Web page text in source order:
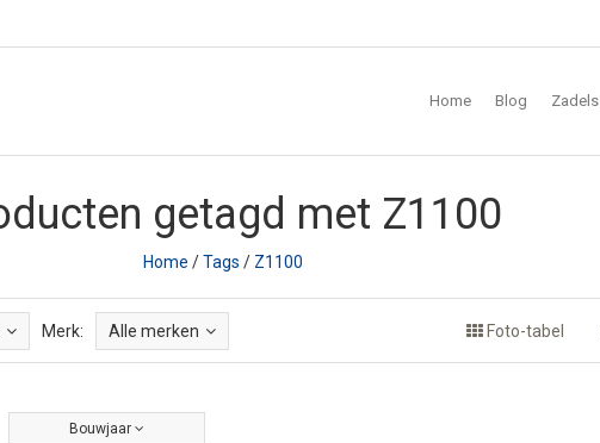
Home Blog Zadels
getagd met Z1100
Home /Tags / Z1100
Merk: Alle merken Foto-tabel
Bouwjaar